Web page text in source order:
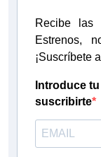
Recibe las
Estrenos,
¡Suscríbete
Introduce
suscribirte